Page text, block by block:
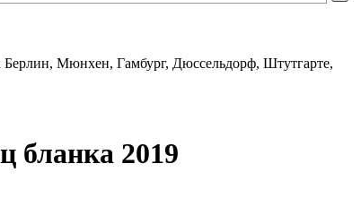
Берлин, Мюнхен, Гамбург, Дюссельдорф, Штутгарте,
бланка 2019